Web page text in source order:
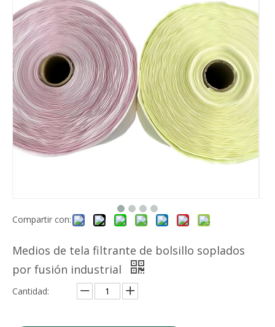
Rollo de medios filtrantes de fibra para filtro plisado con malla Merv 13~14 Eficiencia Prefiltro de aire de malla de nailon Gn
Compartir con:
Medios de tela filtrante de bolsillo soplados
por fusión industrial
Cantidad: